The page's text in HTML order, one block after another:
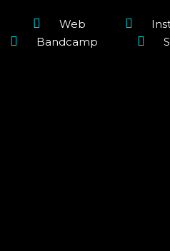
Web
Bandcamp